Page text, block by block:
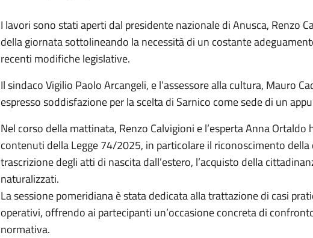
I lavori sono stati aperti dal presidente nazionale di Anusca, Renzo
della giornata sottolineando la necessità di un costante
recenti modifiche legislative.
Il sindaco Vigilio Paolo Arcangeli, e l’assessore alla cultura, Mauro
espresso soddisfazione per la scelta di Sarnico come sede di un
Nel corso della mattinata, Renzo Calvigioni e l’esperta Anna
contenuti della Legge 74/2025, in particolare il riconoscimento
trascrizione degli atti di nascita dall’estero, l’acquisto della
naturalizzati.
La sessione pomeridiana è stata dedicata alla trattazione di casi
operativi, offrendo ai partecipanti un’occasione concreta di
normativa.